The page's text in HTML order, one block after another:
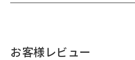
お客様レビュー